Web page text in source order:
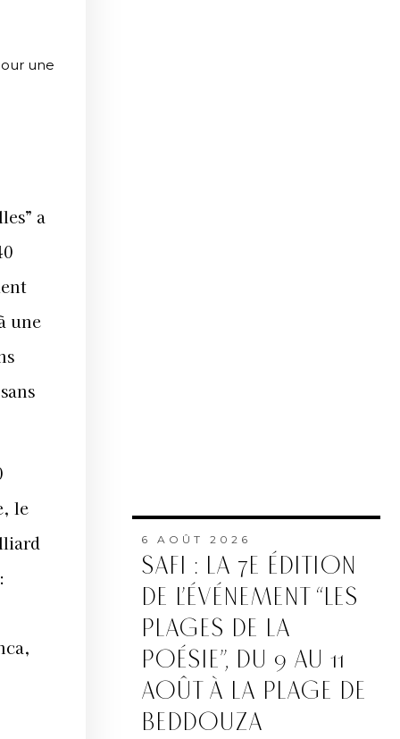
une
a
une
le
6 AOÛT 2026
SAFI : LA 7E ÉDITION
DE L’ÉVÉNEMENT “LES
PLAGES DE LA
POÉSIE”, DU 9 AU 11
AOÛT À LA PLAGE DE
BEDDOUZA